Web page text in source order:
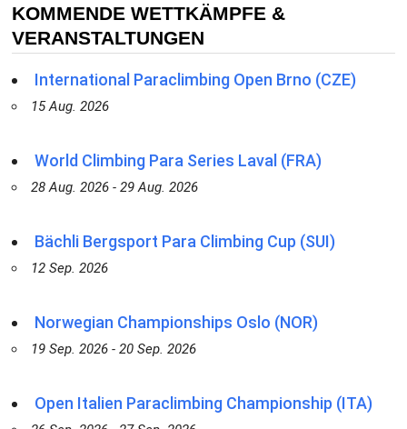
KOMMENDE WETTKÄMPFE &
VERANSTALTUNGEN
International Paraclimbing Open Brno (CZE)
15 Aug. 2026
World Climbing Para Series Laval (FRA)
28 Aug. 2026 - 29 Aug. 2026
Bächli Bergsport Para Climbing Cup (SUI)
12 Sep. 2026
Norwegian Championships Oslo (NOR)
19 Sep. 2026 - 20 Sep. 2026
Open Italien Paraclimbing Championship (ITA)